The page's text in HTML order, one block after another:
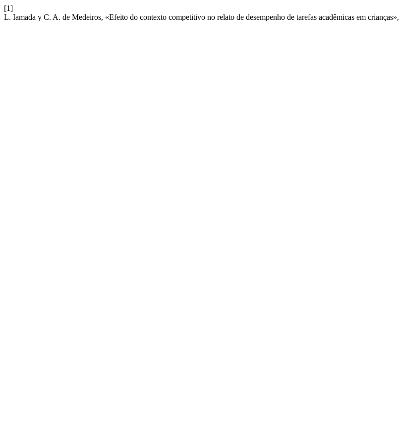
[1]
L. Iamada y C. A. de Medeiros, «Efeito do contexto competitivo no relato de desempenho de tarefas acadêmicas em crianças»,